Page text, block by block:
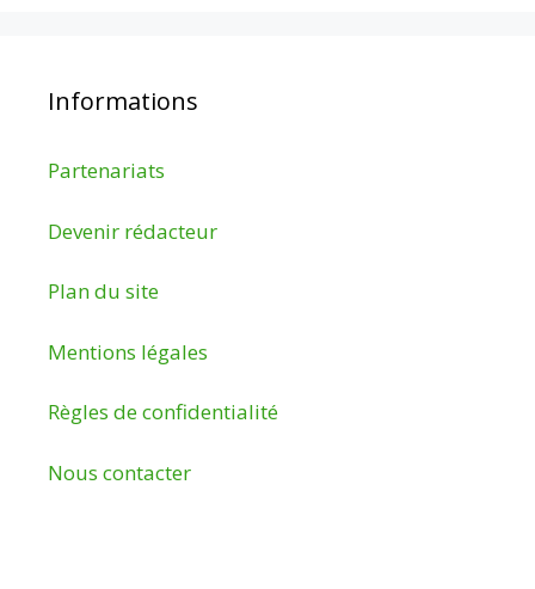
Informations
Partenariats
Devenir rédacteur
Plan du site
Mentions légales
Règles de confidentialité
Nous contacter